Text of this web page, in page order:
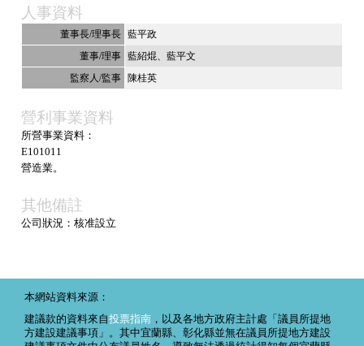
人事資料
董事長/理事長 藍平政
董事/理事 藍紹焜 藍平文
監察人/監事 陳桂英
營利事業資料
所營事業資料：
E101011
營造業。
其他備註
公司狀況：核准設立
本網站資料來源：
建議款的資料來自投票指南 ，以及各地方政府主計處「議員所提地
方建設建議事項」。其中宜蘭縣、彰化縣並無在議員所提地方建設